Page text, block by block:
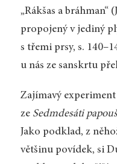
„Rákšas a bráhman“
propojený v jediný
s třemi prsy, s.
u nás ze sanskrtu
Zajímavý
ze Sedmdesáti
Jako podklad, z
většinu povídek, si